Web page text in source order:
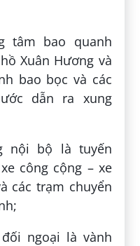
tâm bao quanh
Xuân Hương và
bao bọc và các
dẫn ra xung
nội bộ là tuyến
công cộng – xe
các trạm chuyển
ngoại là vành